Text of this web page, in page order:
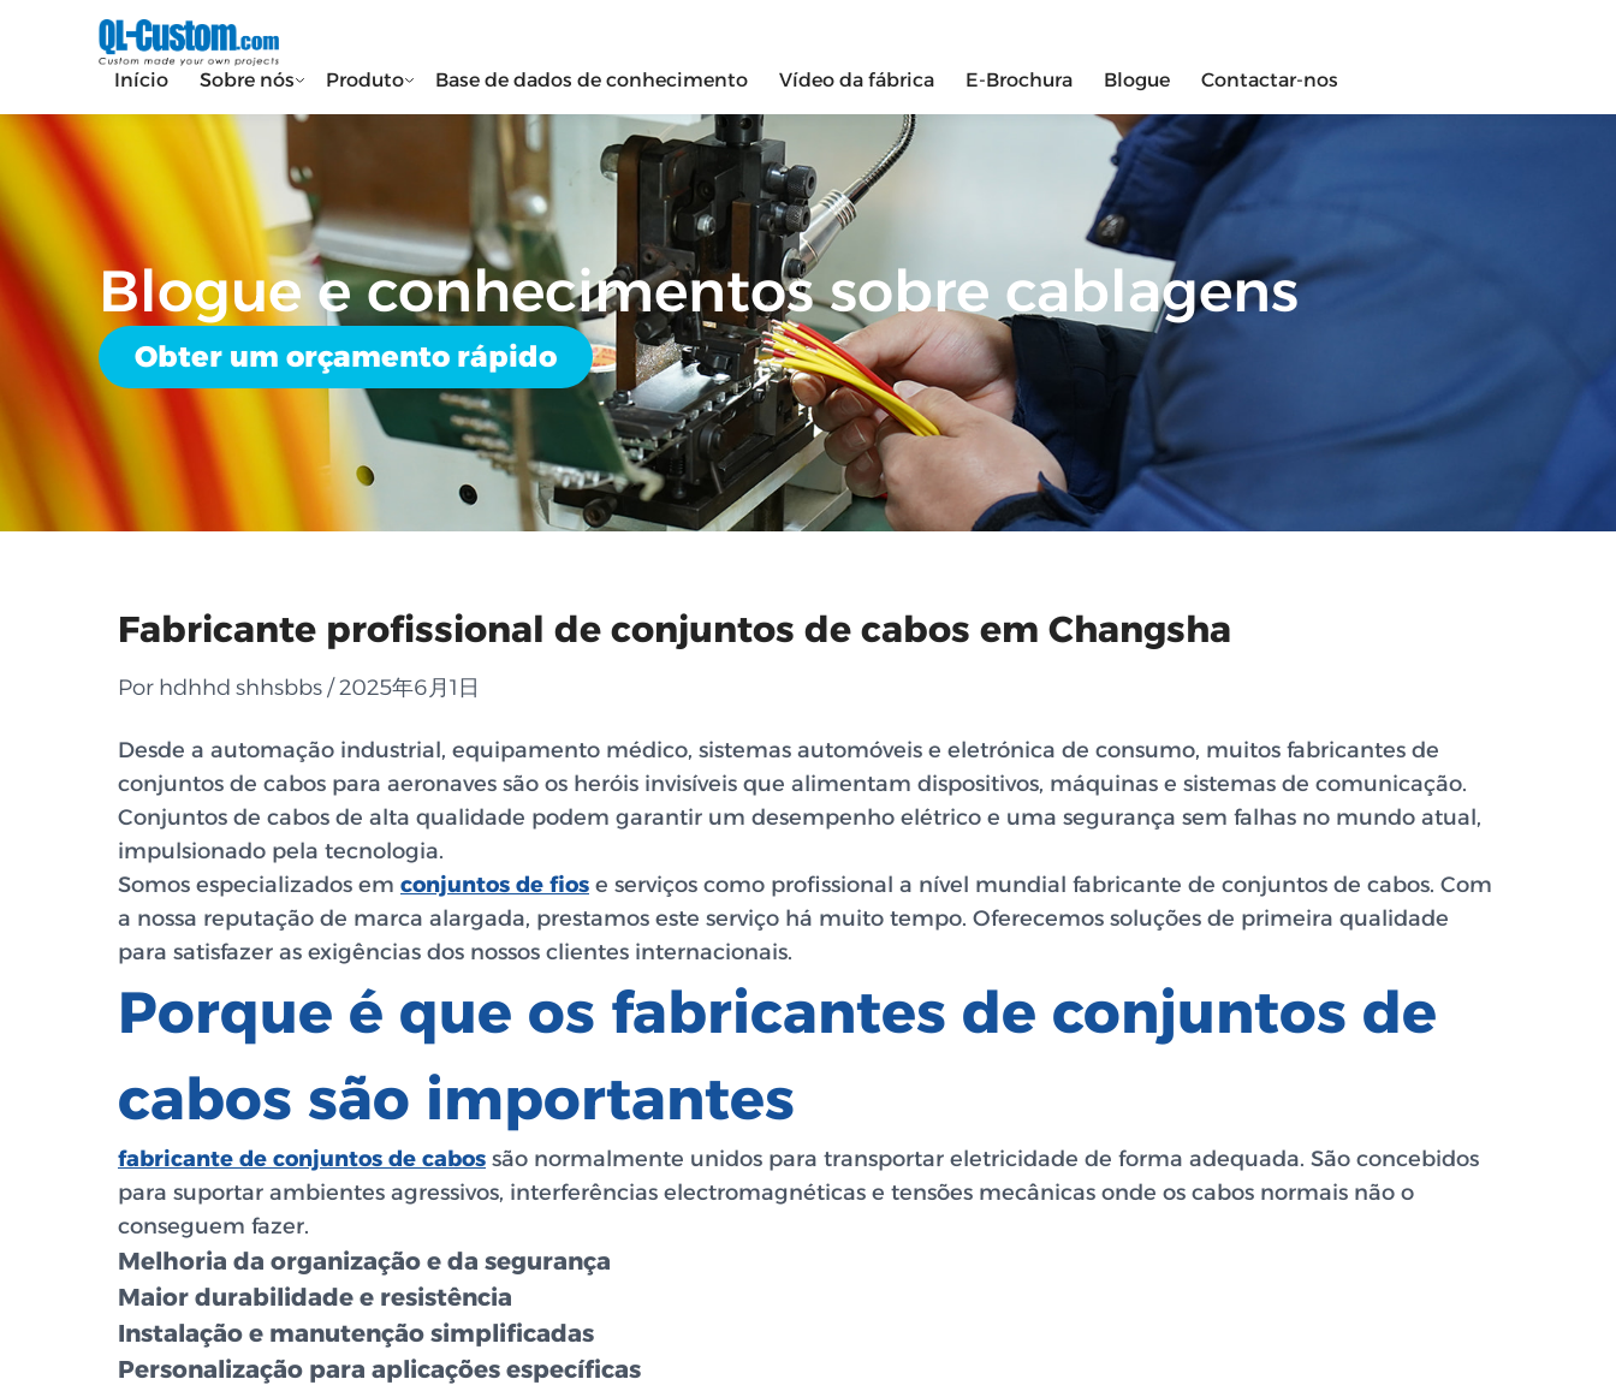
Início Sobre nós Produto Base de dados de conhecimento Vídeo da fábrica E-Brochura Blogue Contactar-nos
Blogue e conhecimentos sobre cablagens
Obter um orçamento rápido
Fabricante profissional de conjuntos de cabos em Changsha
Por hdhhd shhsbbs / 2025年6月1日
Desde a automação industrial, equipamento médico, sistemas automóveis e eletrónica de consumo, muitos fabricantes de
conjuntos de cabos para aeronaves são os heróis invisíveis que alimentam dispositivos, máquinas e sistemas de comunicação.
Conjuntos de cabos de alta qualidade podem garantir um desempenho elétrico e uma segurança sem falhas no mundo atual,
impulsionado pela tecnologia.
Somos especializados em conjuntos de fios e serviços como profissional a nível mundial fabricante de conjuntos de cabos. Com
a nossa reputação de marca alargada, prestamos este serviço há muito tempo. Oferecemos soluções de primeira qualidade
para satisfazer as exigências dos nossos clientes internacionais.
Porque é que os fabricantes de conjuntos de
cabos são importantes
fabricante de conjuntos de cabos são normalmente unidos para transportar eletricidade de forma adequada. São concebidos
para suportar ambientes agressivos, interferências electromagnéticas e tensões mecânicas onde os cabos normais não o
conseguem fazer.
Melhoria da organização e da segurança
Maior durabilidade e resistência
Instalação e manutenção simplificadas
Personalização para aplicações específicas